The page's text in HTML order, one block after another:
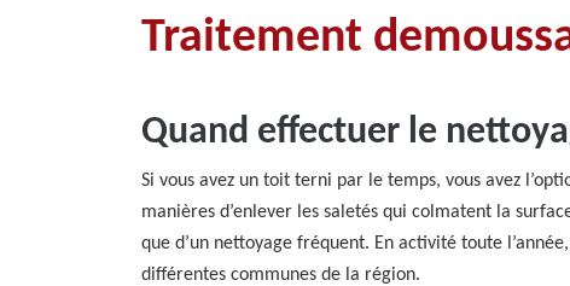
Traitement
Quand effectuer le
Si vous avez un toit terni par le temps, vous avez
manières d’enlever les saletés qui colmatent la
que d’un nettoyage fréquent. En activité toute
différentes communes de la région.